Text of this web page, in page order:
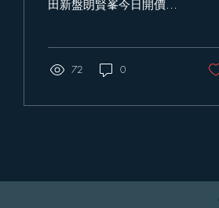
田新盤朗賢峯今日開價，
瑜一平25％。入場費
實用面積388平方呎，折
72 0